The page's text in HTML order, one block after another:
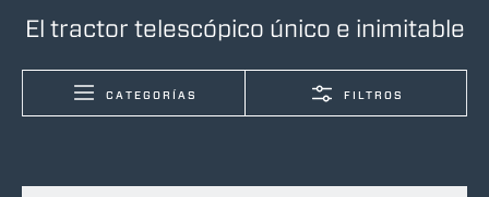
El tractor telescópico único e inimitable
CATEGORÍAS FILTROS